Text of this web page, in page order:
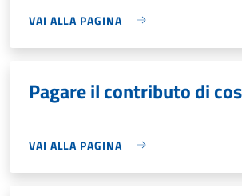
VAI ALLA PAGINA
Pagare il contributo di
VAI ALLA PAGINA